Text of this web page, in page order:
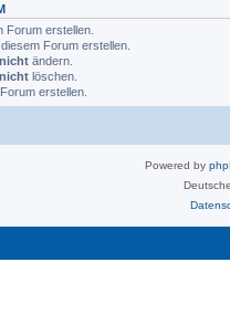
Forum erstellen.
Forum erstellen.
nicht ändern.
nicht löschen.
erstellen.
Powered by